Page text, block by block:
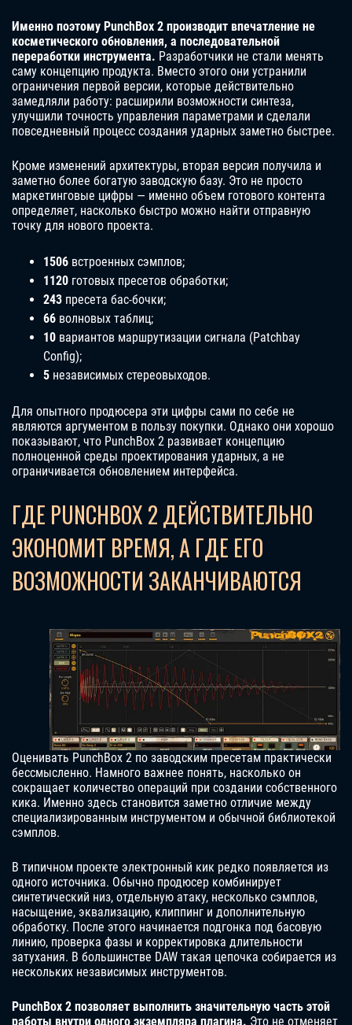
Именно поэтому PunchBox 2 производит впечатление не
косметического обновления, а последовательной
переработки инструмента. Разработчики не стали менять
саму концепцию продукта. Вместо этого они устранили
ограничения первой версии, которые действительно
замедляли работу: расширили возможности синтеза,
улучшили точность управления параметрами и сделали
повседневный процесс создания ударных заметно быстрее.
Кроме изменений архитектуры, вторая версия получила и
заметно более богатую заводскую базу. Это не просто
маркетинговые цифры — именно объем готового контента
определяет, насколько быстро можно найти отправную
точку для нового проекта.
1506 встроенных сэмплов;
1120 готовых пресетов обработки;
243 пресета бас-бочки;
66 волновых таблиц;
10 вариантов маршрутизации сигнала (Patchbay
Config);
5 независимых стереовыходов.
Для опытного продюсера эти цифры сами по себе не
являются аргументом в пользу покупки. Однако они хорошо
показывают, что PunchBox 2 развивает концепцию
полноценной среды проектирования ударных, а не
ограничивается обновлением интерфейса.
ГДЕ PUNCHBOX 2 ДЕЙСТВИТЕЛЬНО
ЭКОНОМИТ ВРЕМЯ, А ГДЕ ЕГО
ВОЗМОЖНОСТИ ЗАКАНЧИВАЮТСЯ
Оценивать PunchBox 2 по заводским пресетам практически
бессмысленно. Намного важнее понять, насколько он
сокращает количество операций при создании собственного
кика. Именно здесь становится заметно отличие между
специализированным инструментом и обычной библиотекой
сэмплов.
В типичном проекте электронный кик редко появляется из
одного источника. Обычно продюсер комбинирует
синтетический низ, отдельную атаку, несколько сэмплов,
насыщение, эквализацию, клиппинг и дополнительную
обработку. После этого начинается подгонка под басовую
линию, проверка фазы и корректировка длительности
затухания. В большинстве DAW такая цепочка собирается из
нескольких независимых инструментов.
PunchBox 2 позволяет выполнить значительную часть этой
работы внутри одного экземпляра плагина. Это не отменяет